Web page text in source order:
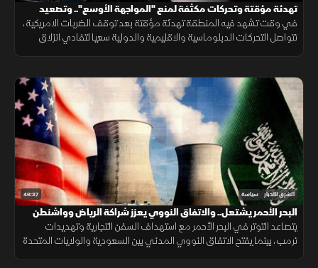
تهدئة مؤقتة وتحركات مكثفة لمنع "المواجهة الأوسع".. وتصعيد
إسرائيلي في الضفة يهدد فرص التسوية
في وقت تشهد فيه المنطقة تهدئة مؤقتة بعد توقف الضربات الامريكية،
تتواصل التحركات الدبلوماسية والاقليمية والدولية سعيا لتفادي انزلاق
46:37 الشرق للأخبار سياسة
البحر الأحمر يشتعل.. والاتفاق النووي يعزز شراكة الرياض وواشنطن
يتصاعد التوتر في البحر الأحمر مع استهداف السفن التجارية وتهديدات
ترمب، بينما يفتح الاتفاق النووي المدني بين السعودية والولايات المتحدة